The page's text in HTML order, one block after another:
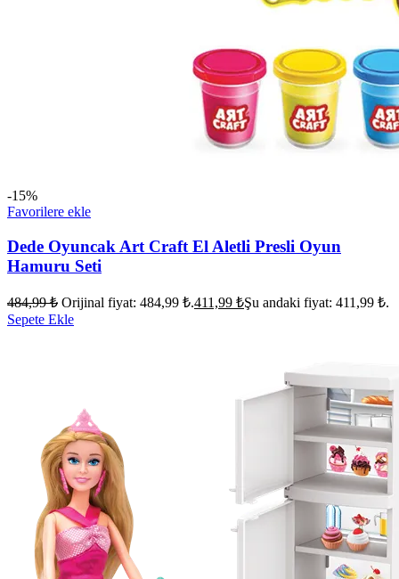
-15%
Favorilere ekle
Dede Oyuncak Art Craft El Aletli Presli Oyun
Hamuru Seti
484,99₺ Orijinal fiyat: 484,99 ₺.411,99 ₺Şu andaki fiyat: 411,99 ₺.
Sepete Ekle